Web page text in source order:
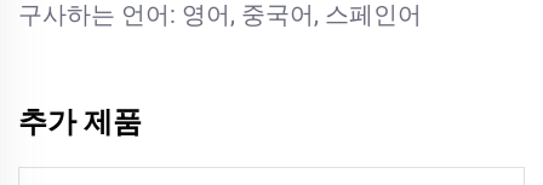
구사하는 언어: 영어, 중국어, 스페인어
추가 제품